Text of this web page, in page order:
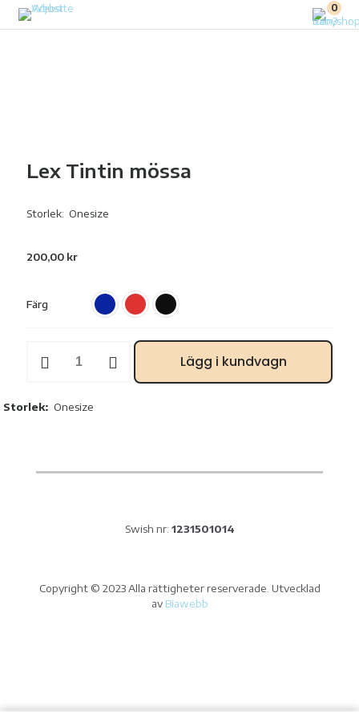
0
Lex Tintin mössa
Storlek: Onesize
200,00 kr
Färg
Lägg i kundvagn
Storlek: Onesize
Swish nr: 1231501014
Copyright © 2023 Alla rättigheter reserverade. Utvecklad
av Biawebb